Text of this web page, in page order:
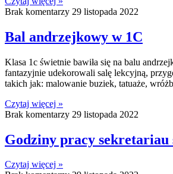
Brak komentarzy 29 listopada 2022
Bal andrzejkowy w 1C
Klasa 1c świetnie bawiła się na balu
fantazyjnie udekorowali salę lekcyjną,
takich jak: malowanie buziek, tatuaże,
Czytaj więcej »
Brak komentarzy 29 listopada 2022
Godziny pracy sekretariau
Czytaj więcej »